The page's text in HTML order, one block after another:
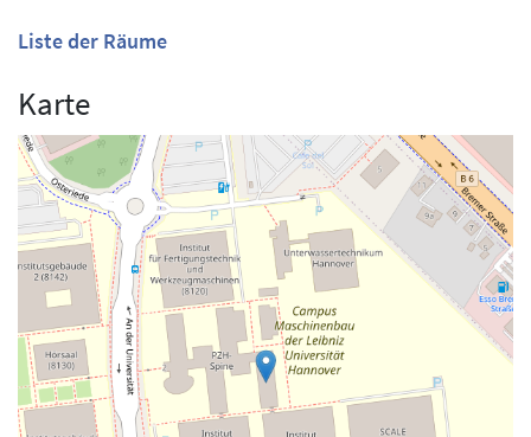
Liste der Räume
Karte